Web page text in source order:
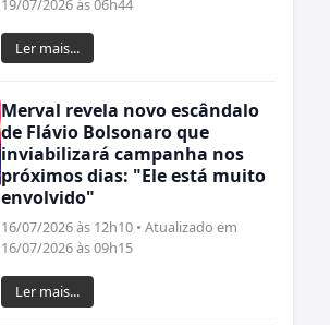
19/07/2026 às 06h44
Ler mais...
Merval revela novo escândalo
de Flávio Bolsonaro que
inviabilizará campanha nos
próximos dias: "Ele está muito
envolvido"
16/07/2026 às 12h10 • Atualizado em
16/07/2026 às 09h15
Ler mais...